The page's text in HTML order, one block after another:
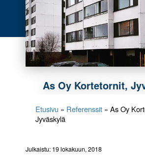
As Oy Kortetornit,
Etusivu » Referenssit »As Oy
Jyväskylä
Julkaistu: 19 lokakuun, 2018